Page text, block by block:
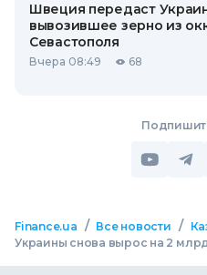
Швеция передаст
вывозившее зерно из
Севастополя
Вчера 08:49 68
Finance.ua / Все новости /
Украины снова вырос на 2